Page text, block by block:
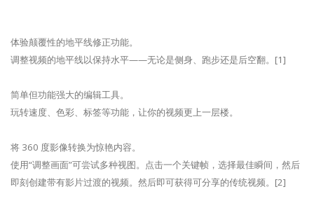
体验颠覆性的地平线修正功能。
调整视频的地平线以保持水平——无论是侧身、跑步还是后空翻。[1]
简单但功能强大的编辑工具。
玩转速度、色彩、标签等功能，让你的视频更上一层楼。
将 360 度影像转换为惊艳内容。
使用“调整画面”可尝试多种视图。点击一个关键帧，选择最佳瞬间，然后
即刻创建带有影片过渡的视频。然后即可获得可分享的传统视频。[2]